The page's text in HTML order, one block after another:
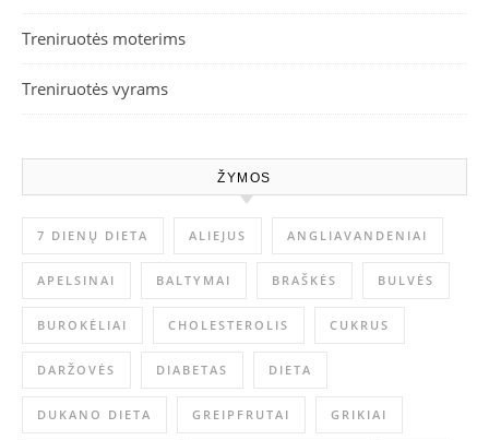
Treniruotės moterims
Treniruotės vyrams
ŽYMOS
7 DIENŲ DIETA ALIEJUS ANGLIAVANDENIAI
APELSINAI BALTYMAI BRAŠKĖS BULVĖS
BUROKĖLIAI CHOLESTEROLIS CUKRUS
DARŽOVĖS DIABETAS DIETA
DUKANO DIETA GREIPFRUTAI GRIKIAI